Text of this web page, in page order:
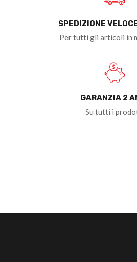
SPEDIZIONE
Per tutti gli articoli in
GARANZIA 2
Su tutti i